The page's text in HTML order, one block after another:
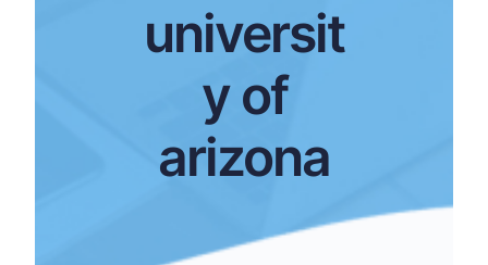
universit
y of
arizona